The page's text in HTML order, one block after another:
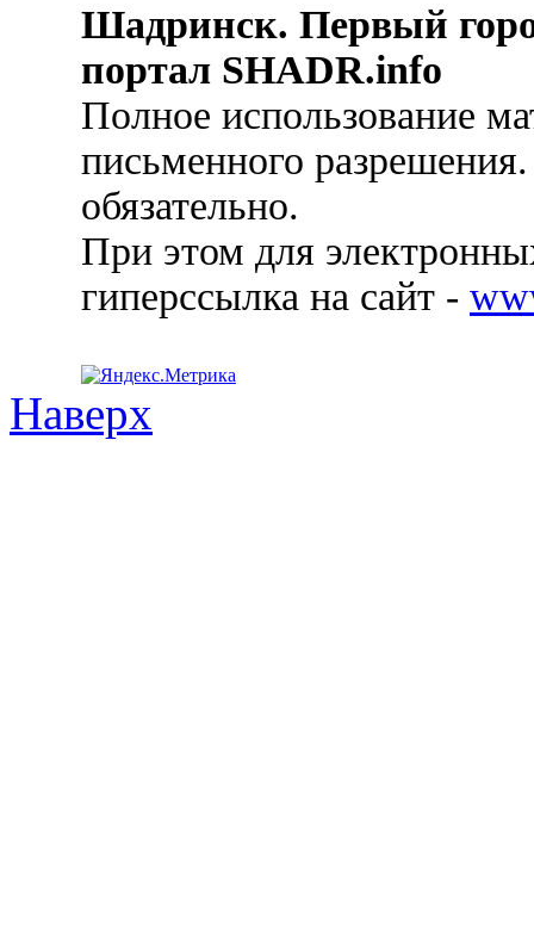
Шадринск. Первый
портал SHADR.info
Полное использование
письменного
обязательно.
При этом для
гиперссылка на сайт -
Наверх